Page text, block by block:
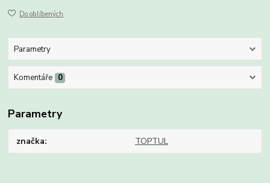
Do oblíbených
Parametry
Komentáře 0
Parametry
značka TOPTUL